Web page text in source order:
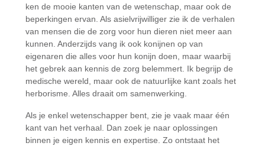
ken de mooie kanten van de wetenschap, maar ook de
beperkingen ervan. Als asielvrijwilliger zie ik de verhalen
van mensen die de zorg voor hun dieren niet meer aan
kunnen. Anderzijds vang ik ook konijnen op van
eigenaren die alles voor hun konijn doen, maar waarbij
het gebrek aan kennis de zorg belemmert. Ik begrijp de
medische wereld, maar ook de natuurlijke kant zoals het
herborisme. Alles draait om samenwerking.
Als je enkel wetenschapper bent, zie je vaak maar één
kant van het verhaal. Dan zoek je naar oplossingen
binnen je eigen kennis en expertise. Zo ontstaat het